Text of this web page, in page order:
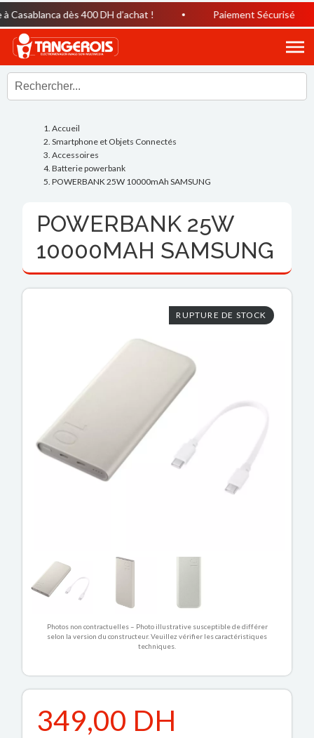
dès 400 DH d’achat ! Paiement Sécurisé
Accueil
Smartphone et Objets Connectés
Accessoires
Batterie powerbank
POWERBANK 25W 10000mAh SAMSUNG
POWERBANK 25W
10000MAH SAMSUNG
RUPTURE DE STOCK
Photos non contractuelles – Photo illustrative susceptible de différer
selon la version du constructeur. Veuillez vérifier les caractéristiques
techniques.
349,00 DH